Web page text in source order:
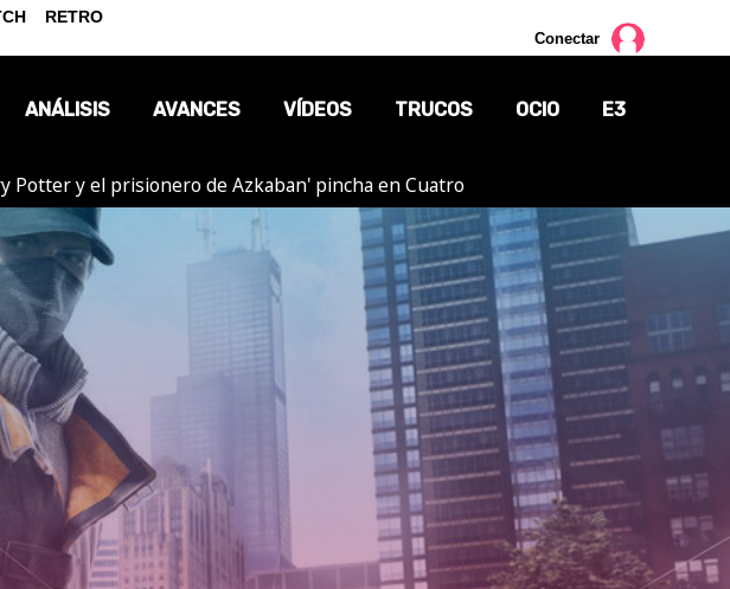
Conectar
ANÁLISIS AVANCES VÍDEOS TRUCOS OCIO
TV
CÓMICS
MANGA
E3
Potter y el prisionero de Azkaban' pincha en Cuatro
RETRO